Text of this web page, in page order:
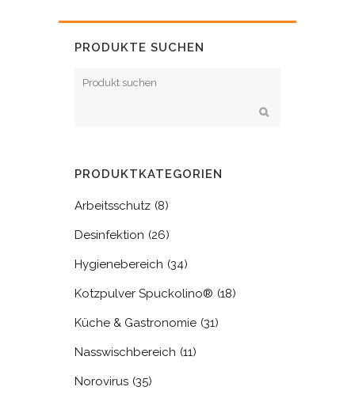
PRODUKTE SUCHEN
PRODUKTKATEGORIEN
Arbeitsschutz (8)
Desinfektion (26)
Hygienebereich (34)
Kotzpulver Spuckolino® (18)
Küche & Gastronomie (31)
Nasswischbereich (11)
Norovirus (35)